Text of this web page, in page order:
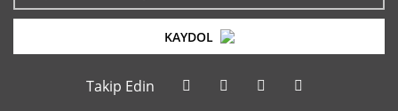
KAYDOL
Takip Edin